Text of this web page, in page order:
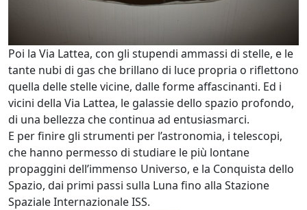
Poi la Via Lattea, con gli stupendi ammassi di stelle, e le
tante nubi di gas che brillano di luce propria o riflettono
quella delle stelle vicine, dalle forme affascinanti. Ed i
vicini della Via Lattea, le galassie dello spazio profondo,
di una bellezza che continua ad entusiasmarci.
E per finire gli strumenti per l’astronomia, i telescopi,
che hanno permesso di studiare le più lontane
propaggini dell’immenso Universo, e la Conquista dello
Spazio, dai primi passi sulla Luna fino alla Stazione
Spaziale InternazionaleISS.